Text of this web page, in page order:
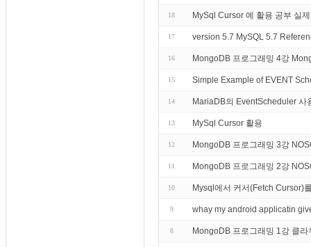
18 MySql Cursor 예 활용 공부 실
17 version 5.7 MySQL 5.7
16 MongoDB 프로그래밍 4강
15 Simple Example of EVENT
14 MariaDB의 EventScheduler 사
13 MySql Cursor 활용
12 MongoDB 프로그래밍 3강
11 MongoDB 프로그래밍 2강
10 Mysql에서 커서(Fetch Cursor)
9 whay my android applicatin
8 MongoDB 프로그래밍 1강 클